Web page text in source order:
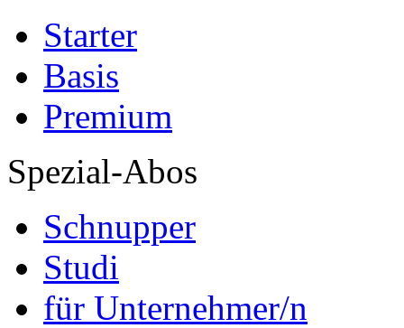
Starter
Basis
Premium
Spezial-Abos
Schnupper
Studi
für Unternehmer/n